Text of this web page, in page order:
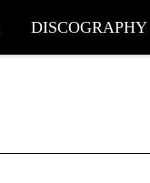
DISCOGRAPHY